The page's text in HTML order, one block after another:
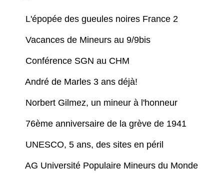
L'épopée des gueules noires France 2
Vacances de Mineurs au 9/9bis
Conférence SGN au CHM
André de Marles 3 ans déjà!
Norbert Gilmez, un mineur à l'honneur
76ème anniversaire de la grève de 1941
UNESCO, 5 ans, des sites en péril
AG Université Populaire Mineurs du Monde